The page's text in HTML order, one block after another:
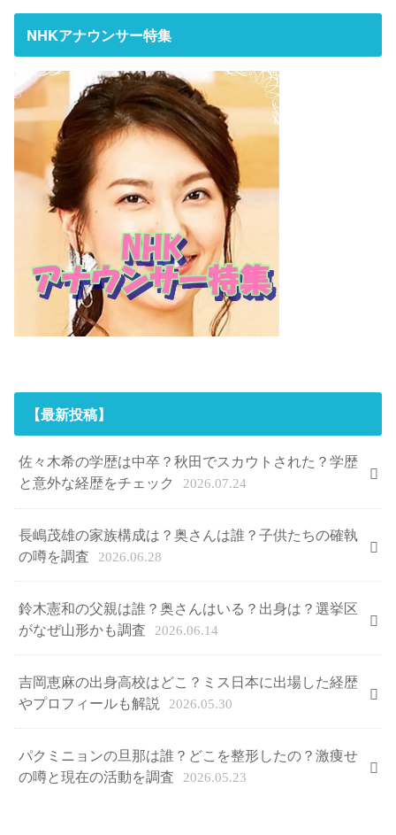
NHKアナウンサー特集
【最新投稿】
佐々木希の学歴は中卒？秋田でスカウトされた？学歴
と意外な経歴をチェック
2026.07.24
長嶋茂雄の家族構成は？奥さんは誰？子供たちの確執
の噂を調査
2026.06.28
鈴木憲和の父親は誰？奥さんはいる？出身は？選挙区
がなぜ山形かも調査
2026.06.14
吉岡恵麻の出身高校はどこ？ミス日本に出場した経歴
やプロフィールも解説
2026.05.30
パクミニョンの旦那は誰？どこを整形したの？激痩せ
の噂と現在の活動を調査
2026.05.23